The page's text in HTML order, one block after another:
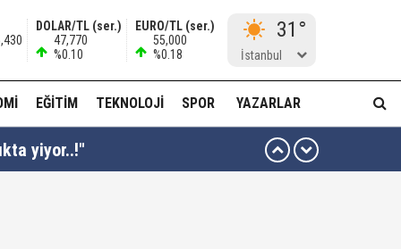
DOLAR/TL (ser.)
47,770
%0.10
EURO/TL (ser.)
55,000
%0.18
31°
İstanbul
EĞITIM TEKNOLOJI SPOR YAZARLAR
yiyor..!"